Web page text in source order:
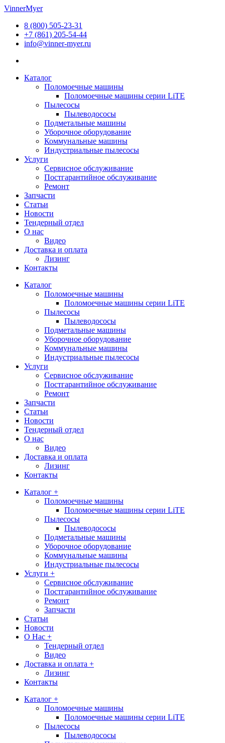
Перейти
содержимому
VinnerMyer
8 (800) 505-23-31
+7 (861) 205-54-44
info@vinner-myer.ru
Каталог
Поломоечные машины
Поломоечные машины серии LiTE
Пылесосы
Пылеводососы
Подметальные машины
Уборочное оборудование
Коммунальные машины
Индустриальные пылесосы
Услуги
Сервисное обслуживание
Постгарантийное обслуживание
Ремонт
Запчасти
Статьи
Новости
Тендерный отдел
О нас
Видео
Доставка и оплата
Лизинг
Контакты
Каталог
Поломоечные машины
Поломоечные машины серии LiTE
Пылесосы
Пылеводососы
Подметальные машины
Уборочное оборудование
Коммунальные машины
Индустриальные пылесосы
Услуги
Сервисное обслуживание
Постгарантийное обслуживание
Ремонт
Запчасти
Статьи
Новости
Тендерный отдел
О нас
Видео
Доставка и оплата
Лизинг
Контакты
Каталог +
Поломоечные машины
Поломоечные машины серии LiTE
Пылесосы
Пылеводососы
Подметальные машины
Уборочное оборудование
Коммунальные машины
Индустриальные пылесосы
Услуги +
Сервисное обслуживание
Постгарантийное обслуживание
Ремонт
Запчасти
Статьи
Новости
О Нас +
Тендерный отдел
Видео
Доставка и оплата +
Лизинг
Контакты
Каталог +
Поломоечные машины
Поломоечные машины серии LiTE
Пылесосы
Пылеводососы